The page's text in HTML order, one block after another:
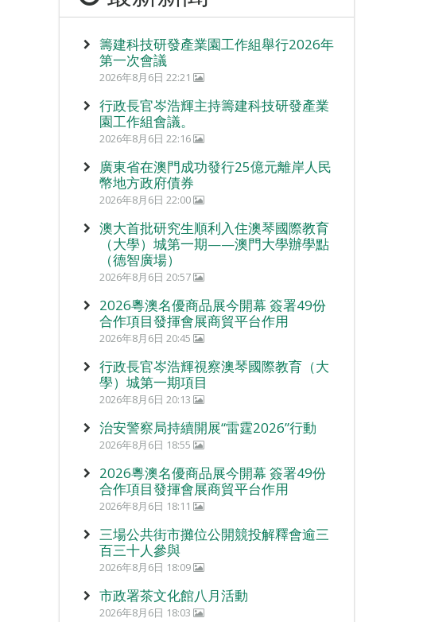
籌建科技研發產業園工作組舉行2026年
第一次會議
2026年8月6日 22:21
行政長官岑浩輝主持籌建科技研發產業
園工作組會議。
2026年8月6日 22:16
廣東省在澳門成功發行25億元離岸人民
幣地方政府債券
2026年8月6日 22:00
澳大首批研究生順利入住澳琴國際教育
（大學）城第一期——澳門大學辦學點
（德智廣場）
2026年8月6日 20:57
2026粵澳名優商品展今開幕 簽署49份
合作項目發揮會展商貿平台作用
2026年8月6日 20:45
行政長官岑浩輝視察澳琴國際教育（大
學）城第一期項目
2026年8月6日 20:13
治安警察局持續開展“雷霆2026”行動
2026年8月6日 18:55
2026粵澳名優商品展今開幕 簽署49份
合作項目發揮會展商貿平台作用
2026年8月6日 18:11
三場公共街市攤位公開競投解釋會逾三
百三十人參與
2026年8月6日 18:09
市政署茶文化館八月活動
2026年8月6日 18:03